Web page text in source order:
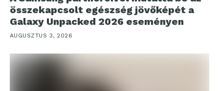
összekapcsolt egészség jövőképét a
Galaxy Unpacked 2026 eseményen
AUGUSZTUS 3, 2026